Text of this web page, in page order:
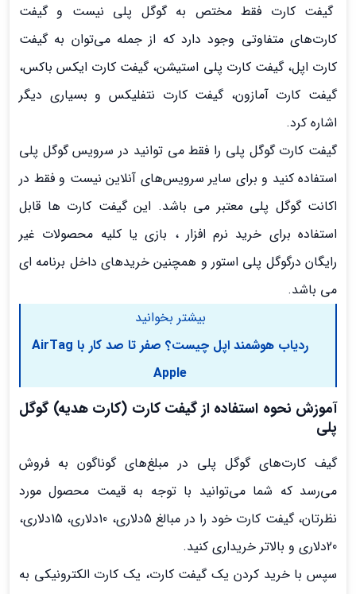
گیفت کارت فقط مختص به گوگل پلی نیست و گیفت
کارت‌های متفاوتی وجود دارد که از جمله می‌توان به گیفت
کارت اپل، گیفت کارت پلی استیشن، گیفت کارت ایکس باکس،
گیفت کارت آمازون، گیفت کارت نتفلیکس و بسیاری دیگر
اشاره کرد.
گیفت کارت گوگل پلی را فقط می توانید در سرویس گوگل پلی
استفاده کنید و برای سایر سرویس‌های آنلاین نیست و فقط در
اکانت گوگل پلی معتبر می باشد. این گیفت کارت ها قابل
استفاده برای خرید نرم افزار ، بازی یا کلیه محصولات غیر
رایگان درگوگل پلی استور و همچنین خریدهای داخل برنامه ای
می باشد.
بیشتر بخوانید
ردیاب هوشمند اپل چیست؟ صفر تا صد کار با AirTag
Apple
آموزش نحوه استفاده از گیفت کارت (کارت هدیه) گوگل
پلی
گیف کارت‌های گوگل پلی در مبلغ‌های گوناگون به فروش
می‌رسد که شما می‌توانید با توجه به قیمت محصول مورد
نظرتان، گیفت کارت خود را در مبالغ 5دلاری، 10دلاری، 15دلاری،
20دلاری و بالاتر خریداری کنید.
سپس با خرید کردن یک گیفت کارت، یک کارت الکترونیکی به